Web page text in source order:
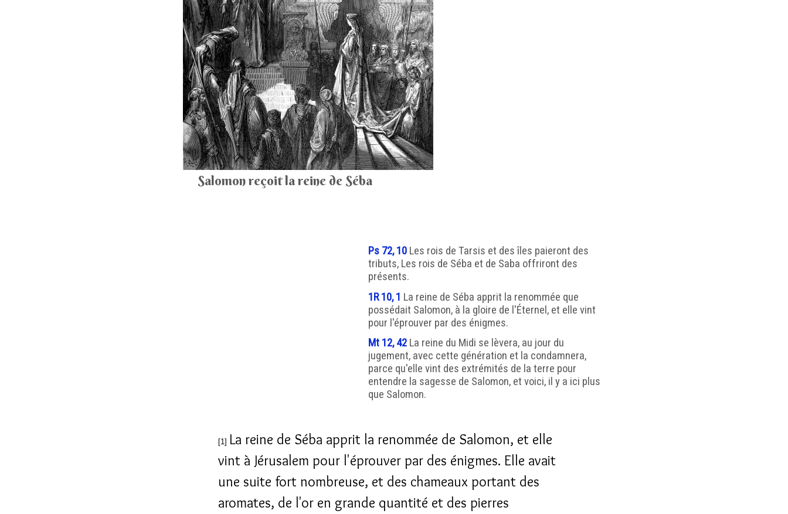
Salomon reçoit la reine de Séba
Ps 72, 10 Les rois de Tarsis et des îles paieront des
tributs, Les rois de Séba et de Saba offriront des
présents.
1R 10, 1 La reine de Séba apprit la renommée que
possédait Salomon, à la gloire de l'Éternel, et elle vint
pour l'éprouver par des énigmes.
Mt 12, 42 La reine du Midi se lèvera, au jour du
jugement, avec cette génération et la condamnera,
parce qu'elle vint des extrémités de la terre pour
entendre la sagesse de Salomon, et voici, il y a ici plus
que Salomon.
[1] La reine de Séba apprit la renommée de Salomon, et elle
vint à Jérusalem pour l'éprouver par des énigmes. Elle avait
une suite fort nombreuse, et des chameaux portant des
aromates, de l'or en grande quantité et des pierres